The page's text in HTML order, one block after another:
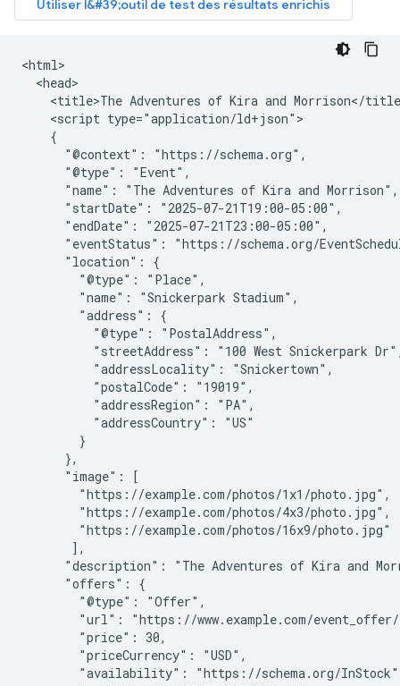
<html>
  <head>
<title>The Adventures of Kira and Morrison</
    <script type="application/ld+json">
    {
      "@context": "https://schema.org",
      "@type": "Event",
      "name": "The Adventures of Kira and Morrison",
      "startDate": "2025-07-21T19:00-05:00",
      "endDate": "2025-07-21T23:00-05:00",
"eventStatus": "https://schema.org/
      "location": {
        "@type": "Place",
        "name": "Snickerpark Stadium",
        "address": {
          "@type": "PostalAddress",
"streetAddress": "100 West Snickerpark
          "addressLocality": "Snickertown",
          "postalCode": "19019",
          "addressRegion": "PA",
          "addressCountry": "US"
        }
      },
      "image": [
        "https://example.com/photos/1x1/photo.jpg",
        "https://example.com/photos/4x3/photo.jpg",
        "https://example.com/photos/16x9/photo.jpg"
       ],
"description": "The Adventures of Kira and
      "offers": {
        "@type": "Offer",
"url": "https://www.example.com/
        "price": 30,
        "priceCurrency": "USD",
"availability": "https://schema.org/